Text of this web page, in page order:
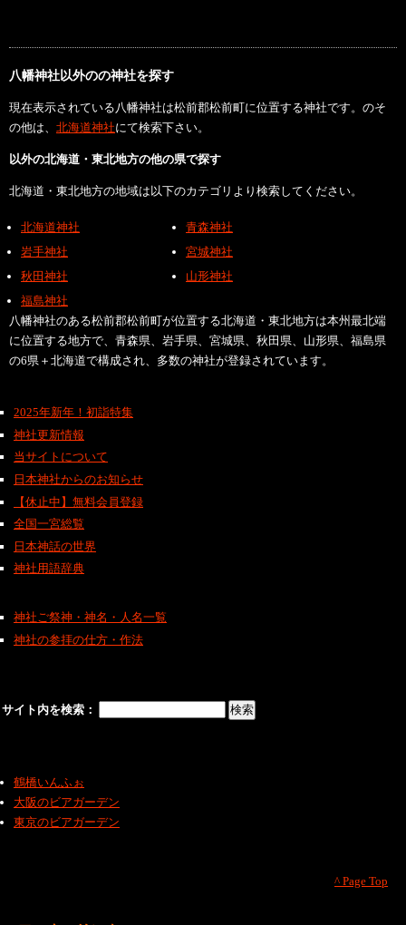
八幡神社以外のの神社を探す
現在表示されている八幡神社は松前郡松前町に位置する神社です。のそ
の他は、 北海道神社にて検索下さい。
以外の北海道・東北地方の他の県で探す
北海道・東北地方の地域は以下のカテゴリより検索してください。
北海道神社
青森神社
岩手神社
宮城神社
秋田神社
山形神社
福島神社
八幡神社のある松前郡松前町が位置する北海道・東北地方は本州最北端
に位置する地方で、青森県、岩手県、宮城県、秋田県、山形県、福島県
の6県＋北海道で構成され、多数の神社が登録されています。
2025年新年！初詣特集
神社更新情報
当サイトについて
日本神社からのお知らせ
【休止中】無料会員登録
全国一宮総覧
日本神話の世界
神社用語辞典
神社ご祭神・神名・人名一覧
神社の参拝の仕方・作法
サイト内を検索：
鶴橋いんふぉ
大阪のビアガーデン
東京のビアガーデン
^ Page Top